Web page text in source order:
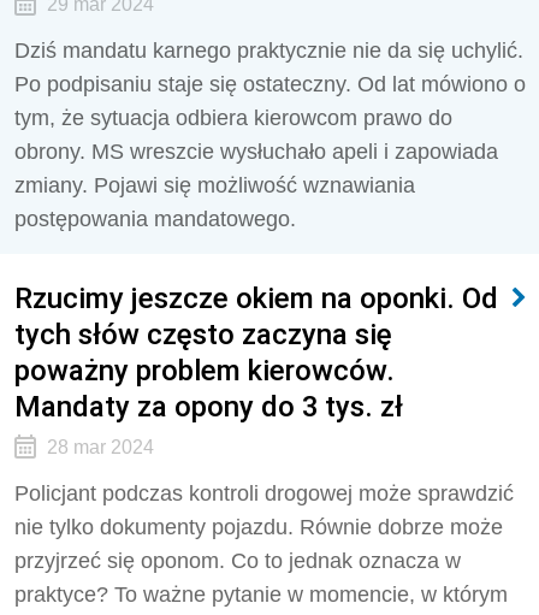
29 mar 2024
Dziś mandatu karnego praktycznie nie da się uchylić.
Po podpisaniu staje się ostateczny. Od lat mówiono o
tym, że sytuacja odbiera kierowcom prawo do
obrony. MS wreszcie wysłuchało apeli i zapowiada
zmiany. Pojawi się możliwość wznawiania
postępowania mandatowego.
Rzucimy jeszcze okiem na oponki. Od
tych słów często zaczyna się
poważny problem kierowców.
Mandaty za opony do 3 tys. zł
28 mar 2024
Policjant podczas kontroli drogowej może sprawdzić
nie tylko dokumenty pojazdu. Równie dobrze może
przyjrzeć się oponom. Co to jednak oznacza w
praktyce? To ważne pytanie w momencie, w którym